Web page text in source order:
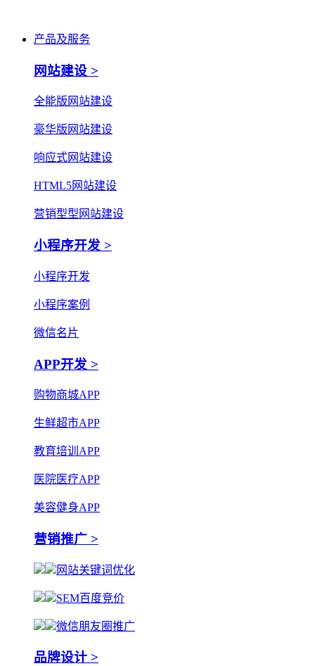
产品及服务
网站建设 >
全能版网站建设
豪华版网站建设
响应式网站建设
HTML5网站建设
营销型型网站建设
小程序开发 >
小程序开发
小程序案例
微信名片
APP开发 >
购物商城APP
生鲜超市APP
教育培训APP
医院医疗APP
美容健身APP
营销推广 >
网站关键词优化
SEM百度竞价
微信朋友圈推广
品牌设计 >